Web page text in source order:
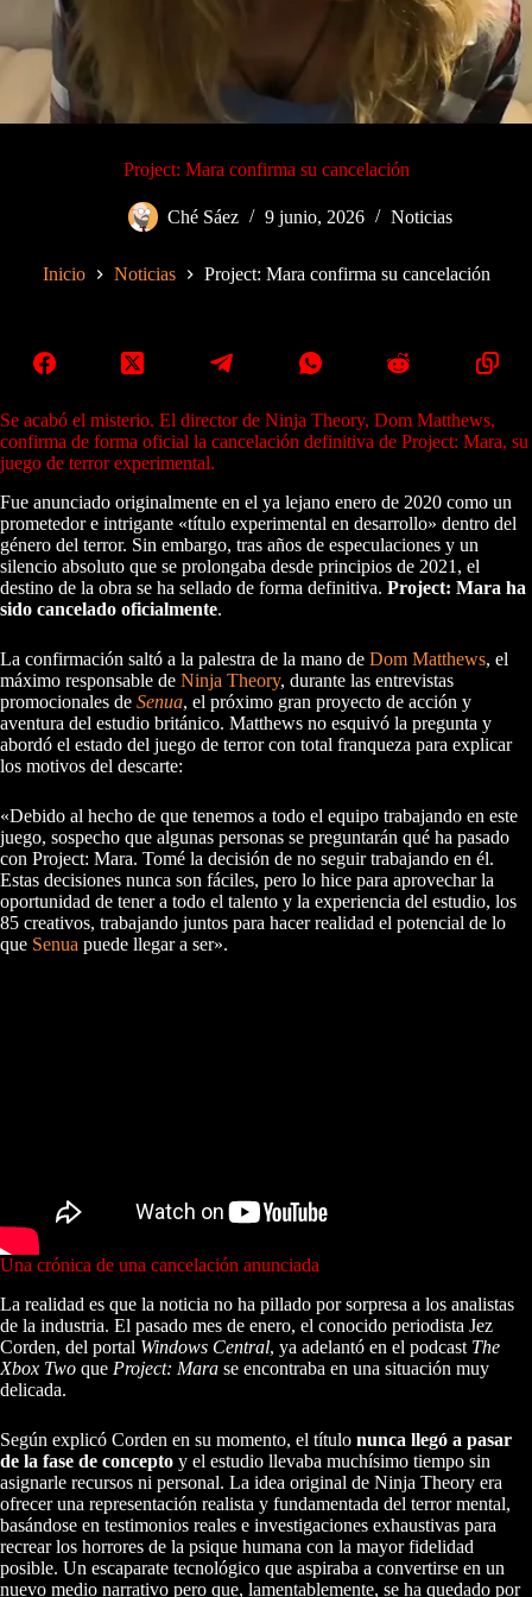
Project: Mara confirma su cancelación
Ché Sáez 9 junio, 2026 Noticias
Inicio Noticias Project: Mara confirma su cancelación
Se acabó el misterio. El director de Ninja Theory, Dom Matthews,
confirma de forma oficial la cancelación definitiva de Project: Mara, su
juego de terror experimental.
Fue anunciado originalmente en el ya lejano enero de 2020 como un
prometedor e intrigante «título experimental en desarrollo» dentro del
género del terror. Sin embargo, tras años de especulaciones y un
silencio absoluto que se prolongaba desde principios de 2021, el
destino de la obra se ha sellado de forma definitiva. Project: Mara ha
sido cancelado oficialmente.
La confirmación saltó a la palestra de la mano de Dom Matthews, el
máximo responsable de Ninja Theory, durante las entrevistas
promocionales de Senua, el próximo gran proyecto de acción y
aventura del estudio británico. Matthews no esquivó la pregunta y
abordó el estado del juego de terror con total franqueza para explicar
los motivos del descarte:
«Debido al hecho de que tenemos a todo el equipo trabajando en este
juego, sospecho que algunas personas se preguntarán qué ha pasado
con Project: Mara. Tomé la decisión de no seguir trabajando en él.
Estas decisiones nunca son fáciles, pero lo hice para aprovechar la
oportunidad de tener a todo el talento y la experiencia del estudio, los
85 creativos, trabajando juntos para hacer realidad el potencial de lo
que Senua puede llegar a ser».
Una crónica de una cancelación anunciada
La realidad es que la noticia no ha pillado por sorpresa a los analistas
de la industria. El pasado mes de enero, el conocido periodista Jez
Corden, del portal Windows Central, ya adelantó en el podcast The
Xbox Two que Project: Mara se encontraba en una situación muy
delicada.
Según explicó Corden en su momento, el título nunca llegó a pasar
de la fase de concepto y el estudio llevaba muchísimo tiempo sin
asignarle recursos ni personal. La idea original de Ninja Theory era
ofrecer una representación realista y fundamentada del terror mental,
basándose en testimonios reales e investigaciones exhaustivas para
recrear los horrores de la psique humana con la mayor fidelidad
posible. Un escaparate tecnológico que aspiraba a convertirse en un
nuevo medio narrativo pero que, lamentablemente, se ha quedado por